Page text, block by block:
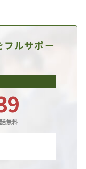
フルサポー
無料